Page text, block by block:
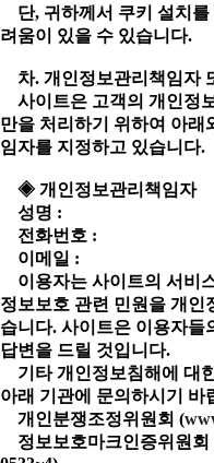
단, 귀하께서 쿠키 설치를
려움이 있을 수 있습니다.
차. 개인정보관리책임자
사이트은 고객의 개인정
만을 처리하기 위하여 아래
임자를 지정하고 있습니다.
◈ 개인정보관리책임자
성명 :
전화번호 :
이메일 :
이용자는 사이트의 서비
정보보호 관련 민원을 개인
습니다. 사이트은 이용자들
답변을 드릴 것입니다.
기타 개인정보침해에 대
아래 기관에 문의하시기 바
개인분쟁조정위원회 (
정보보호마크인증위원회